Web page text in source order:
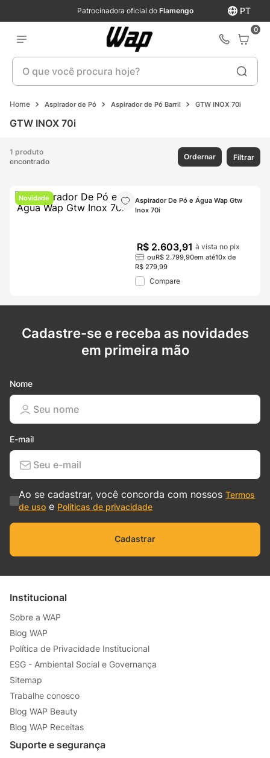
PT
Patrocinadora oficial do Flamengo
0
O que você procura hoje?
Aspirador de Pó Aspirador de Pó Barril GTW INOX 70i
GTW INOX 70i
1 produto
encontrado
Ordernar Filtrar
Novidade
Aspirador De Pó e Água Wap Gtw
Inox 70i
R$ 2.603,91 à vista no pix
ouR$ 2.799 90em até10x de
R$ 279 99
Compare
Cadastre-se e receba as novidades
em primeira mão
Nome
E-mail
Ao se cadastrar, você concorda com nossosTermos
de uso e Políticas de privacidade
Cadastrar
Institucional
Sobre a WAP
Blog WAP
Política de Privacidade Institucional
ESG - Ambiental Social e Governança
Sitemap
Trabalhe conosco
Blog WAP Beauty
Blog WAP Receitas
Suporte e segurança